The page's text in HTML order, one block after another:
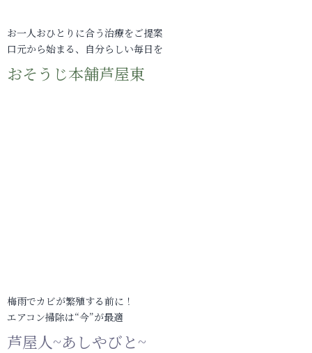
お一人おひとりに合う治療をご提案
口元から始まる、自分らしい毎日を
おそうじ本舗芦屋東
梅雨でカビが繁殖する前に！
エアコン掃除は“今”が最適
芦屋人~あしやびと~